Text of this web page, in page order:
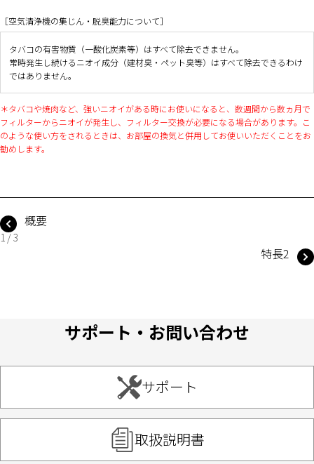
［空気清浄機の集じん・脱臭能力について］
タバコの有害物質（一酸化炭素等）はすべて除去できません。
常時発生し続けるニオイ成分（建材臭・ペット臭等）はすべて除去できるわけ
ではありません。
タバコや焼肉など、強いニオイがある時にお使いになると、数週間から数ヵ月で
フィルターからニオイが発生し、フィルター交換が必要になる場合があります。こ
のような使い方をされるときは、お部屋の換気と併用してお使いいただくことをお
勧めします。
概要
1 / 3
特長2
サポート・お問い合わせ
サポート
取扱説明書